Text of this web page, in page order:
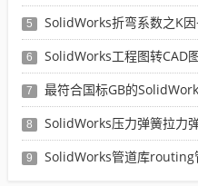
5 SolidWorks折弯系数之K
6 SolidWorks工程图转CAD图纸
7 最符合国标GB的SolidWorks
8 SolidWorks压力弹簧拉力弹簧
9 SolidWorks管道库routing